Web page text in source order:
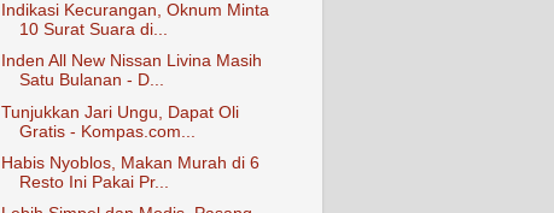
Indikasi Kecurangan, Oknum Minta
10 Surat Suara di...
Inden All New Nissan Livina Masih
Satu Bulanan - D...
Tunjukkan Jari Ungu, Dapat Oli
Gratis - Kompas.com...
Habis Nyoblos, Makan Murah di 6
Resto Ini Pakai Pr...